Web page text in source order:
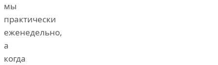
мы
практически
еженедельно,
а
когда